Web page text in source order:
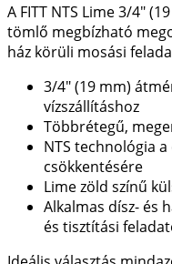
A FITT NTS Lime 3/4"
tömlő megbízható
ház körüli mosási
3/4" (19 mm)
vízszállításhoz
Többrétegű,
NTS technológia
csökkentésére
Lime zöld színű
Alkalmas dísz- és
és tisztítási